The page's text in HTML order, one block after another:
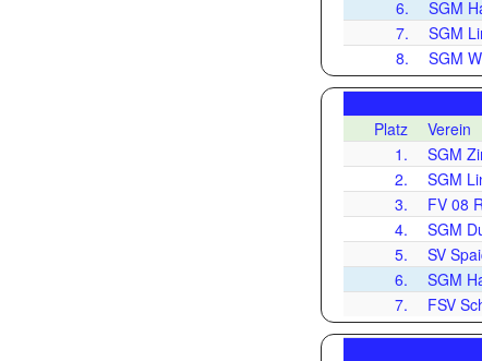
6.
SGM
7.
SGM
8.
SGM
Platz
Verein
1.
SGM
2.
SGM
3.
FV 08
4.
SGM
5.
SV
6.
SGM
7.
FSV